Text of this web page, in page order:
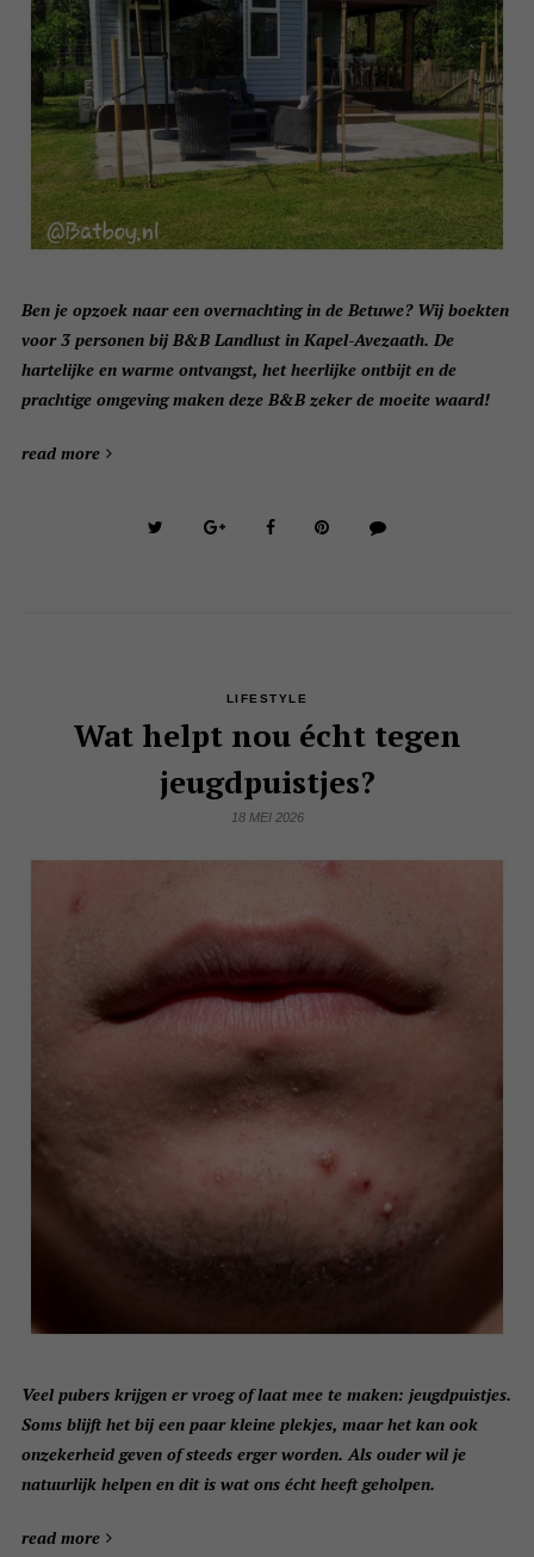
Ben je opzoek naar een overnachting in de Betuwe? Wij boekten
voor 3 personen bij B&B Landlust in Kapel-Avezaath. De
hartelijke en warme ontvangst, het heerlijke ontbijt en de
prachtige omgeving maken deze B&B zeker de moeite waard!
read more
LIFESTYLE
Wat helpt nou écht tegen
jeugdpuistjes?
18 MEI 2026
Veel pubers krijgen er vroeg of laat mee te maken: jeugdpuistjes.
Soms blijft het bij een paar kleine plekjes, maar het kan ook
onzekerheid geven of steeds erger worden. Als ouder wil je
natuurlijk helpen en dit is wat ons écht heeft geholpen.
read more